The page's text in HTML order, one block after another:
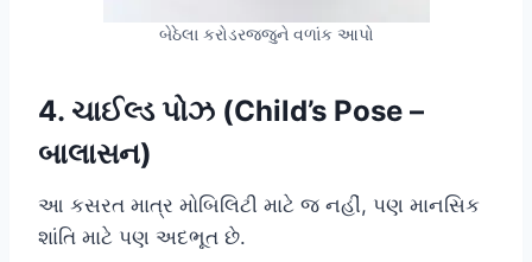
બેઠેલા કરોડરજ્જુને વળાંક આપો
4. ચાઈલ્ડ પોઝ (Child’s Pose –
બાલાસન)
આ કસરત માત્ર મોબિલિટી માટે જ નહીં, પણ માનસિક
શાંતિ માટે પણ અદભૂત છે.